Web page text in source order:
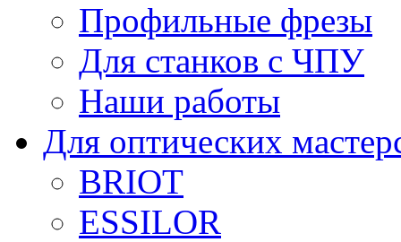
Профильные фрезы
Для станков с ЧПУ
Наши работы
Для оптических
BRIOT
ESSILOR